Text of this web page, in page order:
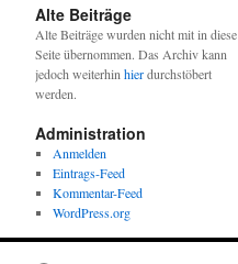
Alte Beiträge
Alte Beiträge wurden nicht mit in diese
Seite übernommen. Das Archiv kann
jedoch weiterhin hierdurchstöbert
werden.
Administration
Anmelden
Eintrags-Feed
Kommentar-Feed
WordPress.org